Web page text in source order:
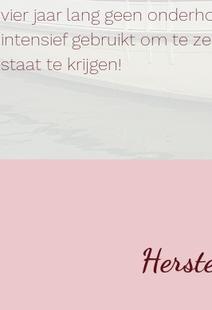
vier jaar lang geen
intensief gebruikt om te
staat te krijgen!